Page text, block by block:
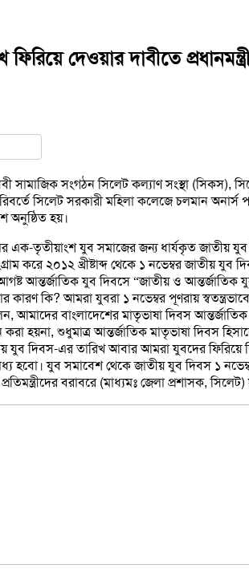
দেওয়ার দাবীতে
সামাজিক সংগঠন সিলেট কল্যাণ সংস্থা
সিলেট সরকারী মহিলা কলেজে চলমান
অনুষ্ঠিত হয়।
এক-তৃতীয়াংশ যুব সমাজের জন্য ধার্যকৃত জাতীয়
করে ২০১২ খ্রীষ্টাব্দ থেকে ১ নভেম্বর জাতীয় যুব
আন্তর্জাতিক যুব দিবসে “জাতীয় ও
কারণ কি? আমরা যুবরা ১ নভেম্বর পূণরায়
বাংলাদেশের মাতৃভাষা দিবস আন্তর্জাতিক
হয়না, শুধুমাত্র আন্তর্জাতিক মাতৃভাষা দিবস
যুব দিবস-এর তারিখ আবার আমরা যুবদের
হবো। যুব সমাবেশ থেকে জাতীয় যুব দিবস ১
প্রতিমন্ত্রীদের বরাবরে (মাধ্যমঃ জেলা প্রশাসক,